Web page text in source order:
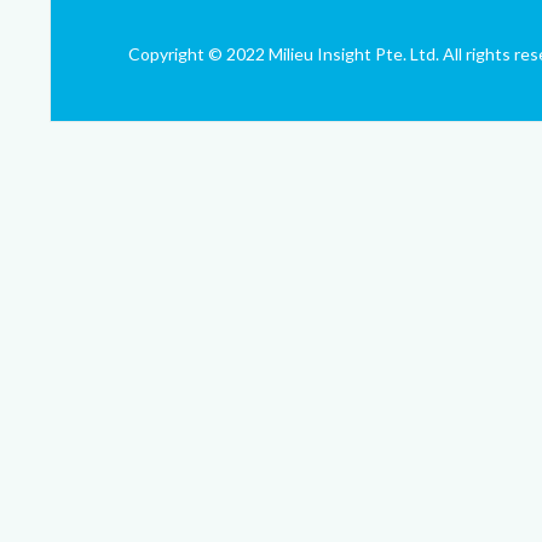
Copyright © 2022 Milieu Insight Pte. Ltd. All rights